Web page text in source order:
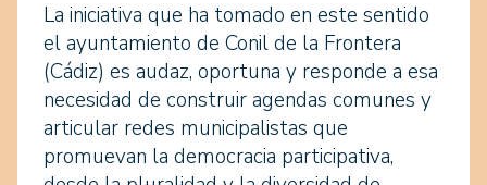
La iniciativa que ha tomado en este sentido
el ayuntamiento de Conil de la Frontera
(Cádiz) es audaz, oportuna y responde a esa
necesidad de construir agendas comunes y
articular redes municipalistas que
promuevan la democracia participativa,